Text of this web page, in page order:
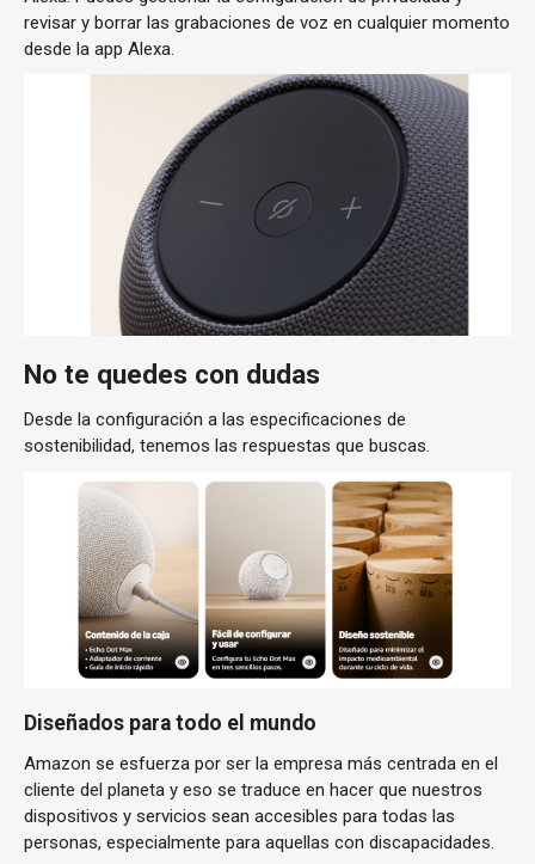
revisar y borrar las grabaciones de voz en cualquier momento
desde la app Alexa.
No te quedes con dudas
Desde la configuración a las especificaciones de
sostenibilidad, tenemos las respuestas que buscas.
Diseñados para todo el mundo
Amazon se esfuerza por ser la empresa más centrada en el
cliente del planeta y eso se traduce en hacer que nuestros
dispositivos y servicios sean accesibles para todas las
personas, especialmente para aquellas con discapacidades.